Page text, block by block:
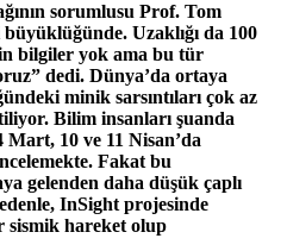
sorumlusu Prof. Tom
Uzaklığı da 100
bilgiler yok ama bu tür
dedi. Dünya’da ortaya
minik sarsıntıları çok az
Bilim insanları şuanda
Mart, 10 ve 11 Nisan’da
Fakat bu
gelenden daha düşük çaplı
InSight projesinde
sismik hareket olup